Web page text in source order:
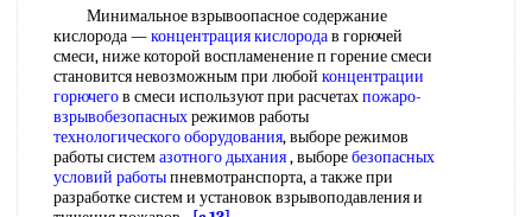
Минимальное взрывоопасное содержание
кислорода —концентрация кислородав горючей
смеси, ниже которой воспламенение п горение смеси
становится невозможным при любой концентрации
горючегов смеси используют при расчетахпожаро-
взрывобезопасныхрежимов работы
технологического оборудования, выборе режимов
работы системазотного дыхания, выборебезопасных
условий работыпневмотранспорта, а также при
разработке систем и установок взрывоподавления и